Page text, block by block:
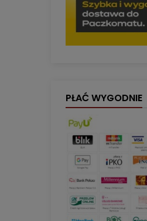
PŁAĆ WYGODNIE